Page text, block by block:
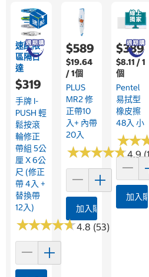
速配限
區隔日
達
$319
手牌 I-
PUSH 輕
鬆按滾
輪修正
帶組 5公
厘 X 6公
尺 (修正
帶 4入 +
替換帶
12入)
★★★★★
★★★★★4.8 (53)
$589
$19.64
/ 1個
PLUS
MR2 修
正帶10
入+ 內帶
20入
★★★★★
★★★★★4.9
加入購物車
$389
$8.11 / 1
個
Pentel
易拭型
橡皮擦
48入 小
★★
★★
加入